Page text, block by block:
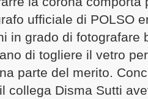
ufficiale di POLSO
in grado di fotografare
di togliere il vetro
parte del merito.
collega Disma Sutti